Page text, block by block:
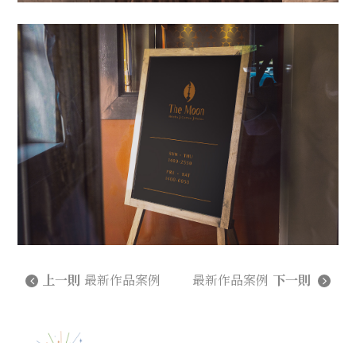
上一則 最新作品案例 最新作品案例 下一則